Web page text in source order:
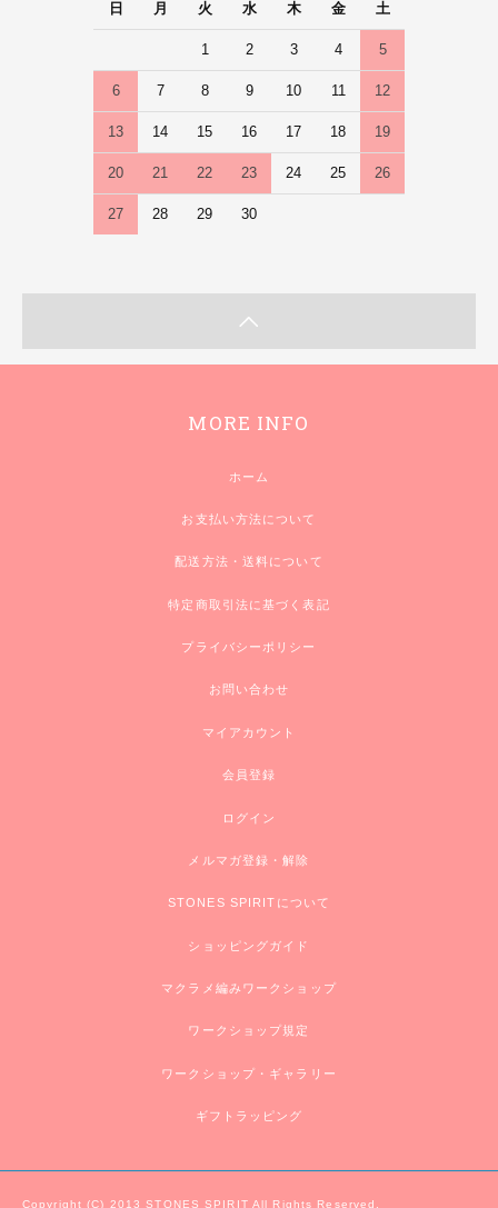
日
月 火 水 木 金 土
1 2 3 4 5
6 7 8 9 10 11 12
13 14 15 16 17 18 19
20 21 22 23 24 25 26
27 28 29 30
MORE INFO
ホーム
お支払い方法について
配送方法・送料について
特定商取引法に基づく表記
プライバシーポリシー
お問い合わせ
マイアカウント
会員登録
ログイン
メルマガ登録・解除
STONES SPIRITについて
ショッピングガイド
マクラメ編みワークショップ
ワークショップ規定
ワークショップ・ギャラリー
ギフトラッピング
Copyright (C) 2013 STONES SPIRIT All Rights Reserved.